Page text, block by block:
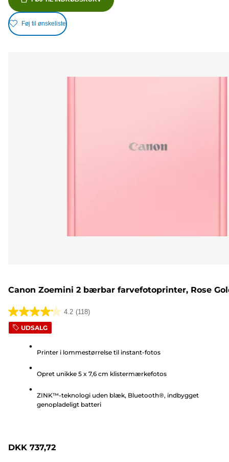
Føj til ønskeliste
Canon Zoemini 2 bærbar farvefotoprinter, Rose
4.2 (118)
4.2
ud
stjerner.
anmeldelser
UDSALG
Printer i lommestørrelse til instant-fotos
Opret unikke 5 x 7,6 cm klistermærkefotos
ZINK™-teknologi uden blæk, Bluetooth®, indbygget
genopladeligt batteri
DKK 737,72